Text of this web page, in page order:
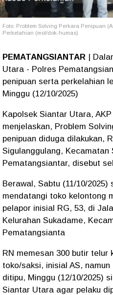
Foto: Problem Solving Perkara Penipuan
Perkelahian (mol/dok-humas)
PEMATANGSIANTAR |
Utara - Polres
penipuan serta perkelahian
Minggu (12/10/2025)
Kapolsek Siantar Utara,
menjelaskan, Problem
penipuan diduga dilakukan,
Sigulanggulang,
Pematangsiantar, disebut
Berawal, Sabtu (11/10/2025)
mendatangi toko kelontong
pelapor inisial RG, 53, di
Kelurahan Sukadame,
Pematangsianta
RN memesan 300 butir telur
toko/saksi, inisial AS,
ditipu, Minggu (12/10/2025)
Siantar Utara agar pelaku